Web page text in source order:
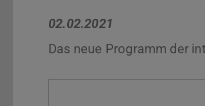
02.02.2021
Das neue Programm der